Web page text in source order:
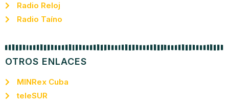
Radio Reloj
Radio Taíno
OTROS ENLACES
MINRex Cuba
teleSUR